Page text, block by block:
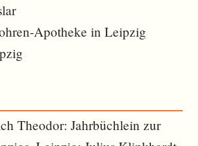
Apotheke in Leipzig
Theodor: Jahrbüchlein zur